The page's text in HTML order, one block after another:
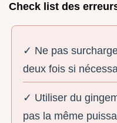
Check list des
✓ Ne pas
deux fois si
✓ Utiliser du
pas la même